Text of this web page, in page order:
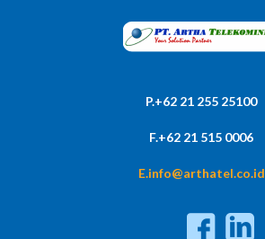
P.+62 21 255 25100
F.+62 21 515 0006
E.info@arthatel.co.id